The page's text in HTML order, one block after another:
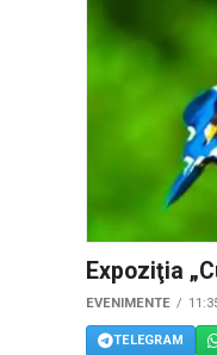
Expoziţia
EVENIMENTE
TELEGRAM